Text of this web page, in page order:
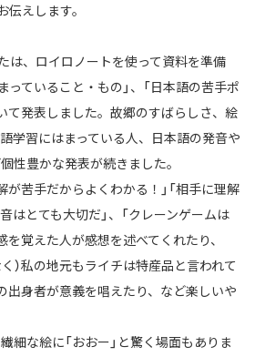
えします。
、ロイロノートを使って資料を準備
っていること・もの」、「日本語の苦手ポ
て発表しました。故郷のすばらしさ、絵
学習にはまっている人、日本語の発音や
性豊かな発表が続きました。
が苦手だからよくわかる！」「相手に理解
はとても大切だ」、 「クレーンゲームは
を覚えた人が感想を述べてくれたり、
く）私の地元もライチは特産品と言われて
出身者が意義を唱えたり、など楽しいや
細な絵に「おおー」と驚く場面もありま